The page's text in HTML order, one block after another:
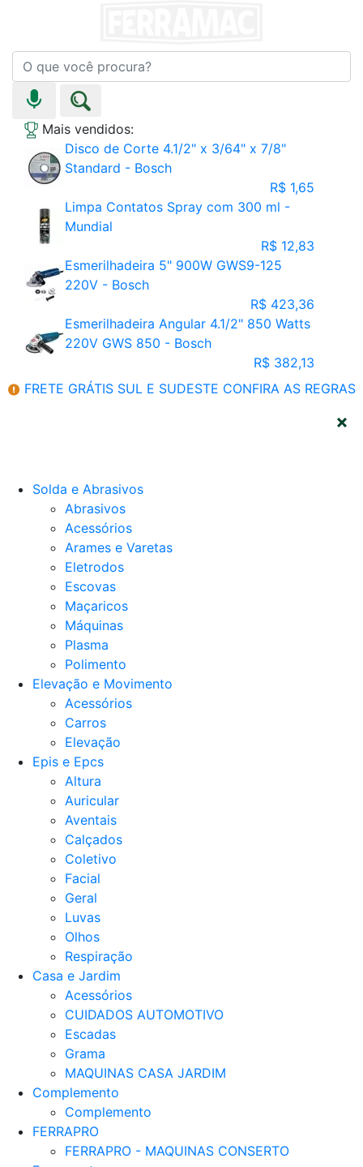
Mais vendidos:
Disco de Corte 4.1/2" x 3/64" x 7/8"
Standard - Bosch
R$ 1,65
Limpa Contatos Spray com 300 ml -
Mundial
R$ 12,83
Esmerilhadeira 5" 900W GWS9-125
220V - Bosch
R$ 423,36
Esmerilhadeira Angular 4.1/2" 850 Watts
220V GWS 850 - Bosch
R$ 382,13
FRETE GRÁTIS SUL E SUDESTE CONFIRA AS REGRAS
Solda e Abrasivos
Abrasivos
Acessórios
Arames e Varetas
Eletrodos
Escovas
Maçaricos
Máquinas
Plasma
Polimento
Elevação e Movimento
Acessórios
Carros
Elevação
Epis e Epcs
Altura
Auricular
Aventais
Calçados
Coletivo
Facial
Geral
Luvas
Olhos
Respiração
Casa e Jardim
Acessórios
CUIDADOS AUTOMOTIVO
Escadas
Grama
MAQUINAS CASA JARDIM
Complemento
Complemento
FERRAPRO
FERRAPRO - MAQUINAS CONSERTO